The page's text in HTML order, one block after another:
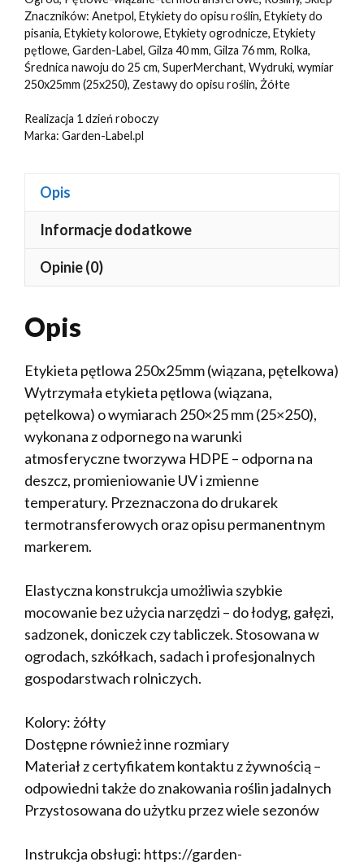
5000szt
Znaczników: Anetpol, Etykiety do opisu roślin, Etykiety do
pisania, Etykiety kolorowe, Etykiety ogrodnicze, Etykiety
pętlowe, Garden-Label, Gilza 40 mm, Gilza 76 mm, Rolka,
Średnica nawoju do 25 cm, SuperMerchant, Wydruki, wymiar
250x25mm (25x250), Zestawy do opisu roślin, Żółte
Realizacja 1 dzień roboczy
Marka: Garden-Label.pl
Opis
Informacje dodatkowe
Opinie (0)
Opis
Etykieta pętlowa 250x25mm (wiązana, pętelkowa)
Wytrzymała etykieta pętlowa (wiązana,
pętelkowa) o wymiarach 250×25 mm (25×250),
wykonana z odpornego na warunki
atmosferyczne tworzywa HDPE – odporna na
deszcz, promieniowanie UV i zmienne
temperatury. Przeznaczona do drukarek
termotransferowych oraz opisu permanentnym
markerem.
Elastyczna konstrukcja umożliwia szybkie
mocowanie bez użycia narzędzi – do łodyg, gałęzi,
sadzonek, doniczek czy tabliczek. Stosowana w
ogrodach, szkółkach, sadach i profesjonalnych
gospodarstwach rolniczych.
Kolory: żółty
Dostępne również inne rozmiary
Materiał z certyfikatem kontaktu z żywnością –
odpowiedni także do znakowania roślin jadalnych
Przystosowana do użytku przez wiele sezonów
Instrukcja obsługi: https://garden-